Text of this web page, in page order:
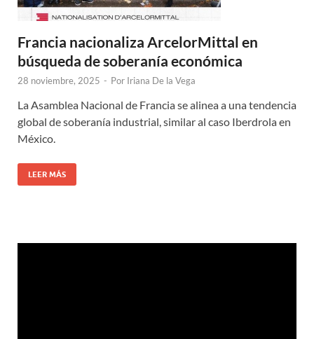
Francia nacionaliza ArcelorMittal en
búsqueda de soberanía económica
28 noviembre, 2025 - Por Iriana De la Vega
La Asamblea Nacional de Francia se alinea a una tendencia
global de soberanía industrial, similar al caso Iberdrola en
México.
LEER MÁS